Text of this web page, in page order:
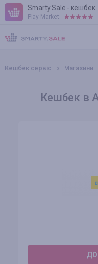
Smarty.Sale - кешбек
Play Market:
ПРАВИЛА
ПЛАГІНИ
Кешбек сервіс Магазини
Кешбек в
ДО